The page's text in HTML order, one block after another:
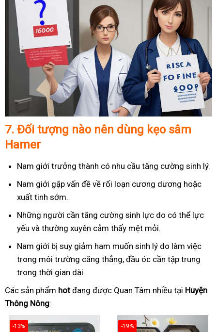
7. Đối tượng nào nên dùng kẹo sâm
Hamer
Nam giới trưởng thành có nhu cầu tăng cường sinh lý.
Nam giới gặp vấn đề về rối loạn cương dương hoặc
xuất tinh sớm.
Những người cần tăng cường sinh lực do có thể lực
yếu và thường xuyên cảm thấy mệt mỏi.
Nam giới bị suy giảm ham muốn sinh lý do làm việc
trong môi trường căng thẳng, đầu óc cần tập trung
trong thời gian dài.
Các sản phẩm hot đang được Quan Tâm nhiều tại Huyện
Thông Nông:
-13% -19%